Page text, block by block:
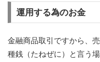
運用する為のお金
金融商品取引ですから、
種銭（たねぜに）と言う